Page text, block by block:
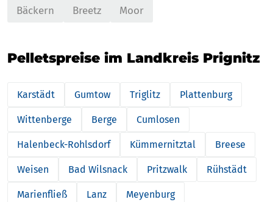
Bäckern
Breetz Moor
Pelletspreise im Landkreis Prignitz
Karstädt Gumtow Triglitz Plattenburg
Wittenberge Berge Cumlosen
Halenbeck-Rohlsdorf Kümmernitztal Breese
Weisen Bad Wilsnack Pritzwalk Rühstädt
Marienfließ Lanz Meyenburg